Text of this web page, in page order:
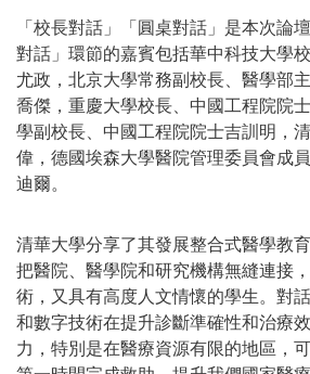
「校長對話 」 「圓桌對話 」 是本次論
對話 」 環節的嘉賓包括華中科技大學
尤政，北京大學常務副校長、醫學部
喬傑，重慶大學校長、中國工程院院
學副校長、中國工程院院士吉訓明，
偉，德國埃森大學醫院管理委員會成
迪爾。
清華大學分享了其發展整合式醫學教
把醫院、醫學院和研究機構無縫連接
術，又具有高度人文情懷的學生。對
和數字技術在提升診斷準確性和治療
力，特別是在醫療資源有限的地區，